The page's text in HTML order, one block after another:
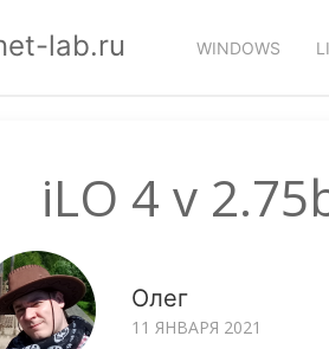
lab.ru WINDOWS
iLO 4 v
Олег
11 ЯНВАРЯ 2021